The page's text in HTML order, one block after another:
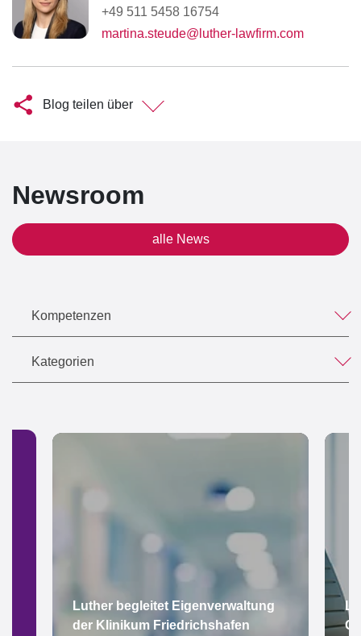
+49 511 5458 16754
martina.steude@luther-lawfirm.com
Blog teilen über
Newsroom
alle News
Kompetenzen
Kategorien
Luther begleitet Eigenverwaltung
der Klinikum Friedrichshafen